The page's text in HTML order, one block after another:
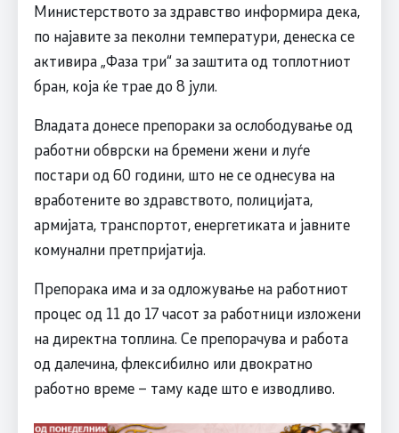
Министерството за здравство информира дека,
по најавите за пеколни температури, денеска се
активира „Фаза три“ за заштита од топлотниот
бран, која ќе трае до 8 јули.
Владата донесе препораки за ослободување од
работни обврски на бремени жени и луѓе
постари од 60 години, што не се однесува на
вработените во здравството, полицијата,
армијата, транспортот, енергетиката и јавните
комунални претпријатија.
Препорака има и за одложување на работниот
процес од 11 до 17 часот за работници изложени
на директна топлина. Се препорачува и работа
од далечина, флексибилно или двократно
работно време – таму каде што е изводливо.